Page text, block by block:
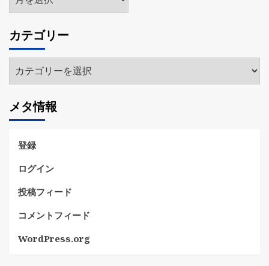
ー
イ
ブ
カテゴリー
テ
リ
ー
メタ情報
登録
ログイン
投稿フィード
コメントフィード
WordPress.org